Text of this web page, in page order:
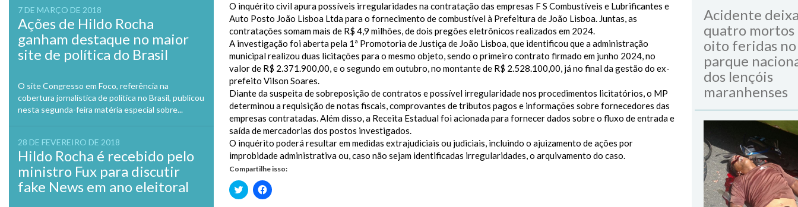
7 DE MARÇO DE 2018
Ações de Hildo Rocha
ganham destaque no maior
site de política do Brasil
O site Congresso em Foco, referência na
cobertura jornalística de política no Brasil, publicou
nesta segunda-feira matéria especial sobre...
28 DE FEVEREIRO DE 2018
Hildo Rocha é recebido pelo
ministro Fux para discutir
fake News em ano eleitoral
O inquérito civil apura possíveis irregularidades na contratação das empresas F S Combustíveis e Lubrificantes e
Auto Posto João Lisboa Ltda para o fornecimento de combustível à Prefeitura de João Lisboa. Juntas, as
contratações somam mais de R$ 4,9 milhões, de dois pregões eletrônicos realizados em 2024.
A investigação foi aberta pela 1ª Promotoria de Justiça de João Lisboa, que identificou que a administração
municipal realizou duas licitações para o mesmo objeto, sendo o primeiro contrato firmado em junho 2024, no
valor de R$ 2.371.900,00, e o segundo em outubro, no montante de R$ 2.528.100,00, já no final da gestão do ex-
prefeito Vilson Soares.
Diante da suspeita de sobreposição de contratos e possível irregularidade nos procedimentos licitatórios, o MP
determinou a requisição de notas fiscais, comprovantes de tributos pagos e informações sobre fornecedores das
empresas contratadas. Além disso, a Receita Estadual foi acionada para fornecer dados sobre o fluxo de entrada e
saída de mercadorias dos postos investigados.
O inquérito poderá resultar em medidas extrajudiciais ou judiciais, incluindo o ajuizamento de ações por
improbidade administrativa ou, caso não sejam identificadas irregularidades, o arquivamento do caso.
Compartilhe isso:
Clique
para
Clique
para
Acidente
quatro mortos
oito feridas no
parque
dos lençóis
maranhenses